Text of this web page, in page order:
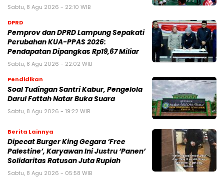
Sabtu, 8 Agu 2026 - 22:10 WIB
DPRD
Pemprov dan DPRD Lampung Sepakati
Perubahan KUA-PPAS 2026:
Pendapatan Dipangkas Rp19,67 Miliar
Sabtu, 8 Agu 2026 - 22:02 WIB
Pendidikan
Soal Tudingan Santri Kabur, Pengelola
Darul Fattah Natar Buka Suara
Sabtu, 8 Agu 2026 - 19:22 WIB
Berita Lainnya
Dipecat Burger King Gegara ‘Free
Palestine’, Karyawan Ini Justru ‘Panen’
Solidaritas Ratusan Juta Rupiah
Sabtu, 8 Agu 2026 - 05:58 WIB